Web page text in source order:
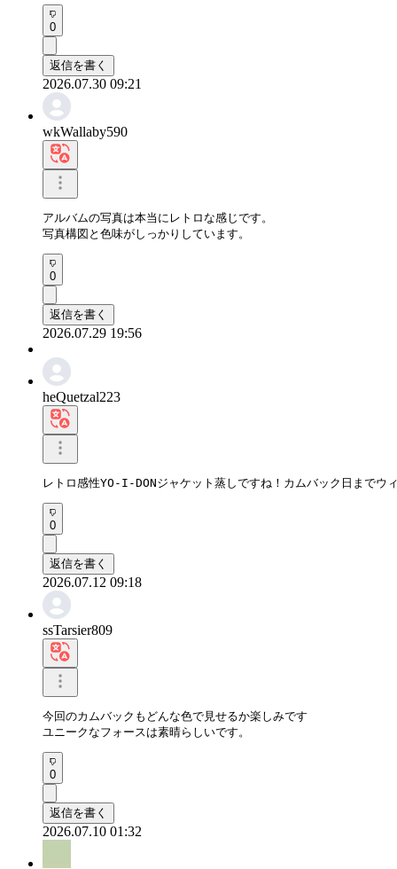
0
返信を書く
2026.07.30 09:21
wkWallaby590
アルバムの写真は本当にレトロな感じです。
写真構図と色味がしっかりしています。
0
返信を書く
2026.07.29 19:56
heQuetzal223
レトロ感性YO-I-DONジャケット蒸しですね！カムバック日までウ
0
返信を書く
2026.07.12 09:18
ssTarsier809
今回のカムバックもどんな色で見せるか楽しみです
ユニークなフォースは素晴らしいです。
0
返信を書く
2026.07.10 01:32